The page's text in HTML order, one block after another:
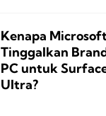
Kenapa
Tinggalkan
PC untuk
Ultra?